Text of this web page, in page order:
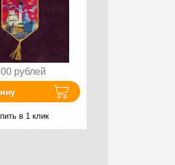
рублей
в 1 клик